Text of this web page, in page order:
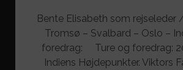
Bente Elisabeth som rejseleder
Tromsø – Svalbard – Oslo –
foredrag: Ture og foredrag:
Indiens Højdepunkter. Viktors